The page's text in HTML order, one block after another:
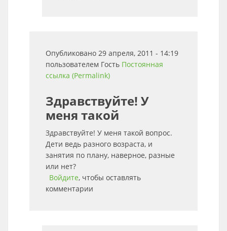
Опубликовано 29 апреля, 2011 - 14:19
пользователем Гость Постоянная
ссылка (Permalink)
Здравствуйте! У
меня такой
Здравствуйте! У меня такой вопрос.
Дети ведь разного возраста, и
занятия по плану, наверное, разные
или нет?
Войдите, чтобы оставлять
комментарии